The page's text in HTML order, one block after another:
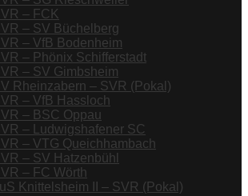
– FCK
– SV Büchelberg
– VfB Bodenheim
– Phönix Schifferstadt
– SV Gimbsheim
Rheinzabern – SVR (Pokal)
– VfB Hassloch
– BSC Oppau
– Ludwigshafener SC
– VTG Queichhambach
– SV Hatzenbühl
– FC Wörth
Knittelsheim II – SVR (Pokal)